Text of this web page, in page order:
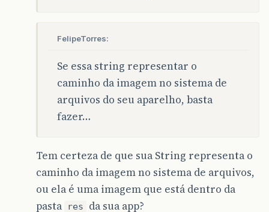
FelipeTorres:
Se essa string representar o
caminho da imagem no sistema de
arquivos do seu aparelho, basta
fazer…
Tem certeza de que sua String representa o
caminho da imagem no sistema de arquivos,
ou ela é uma imagem que está dentro da
pasta
res da sua app?